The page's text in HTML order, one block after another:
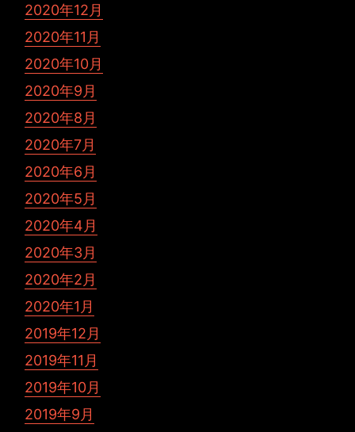
2020年12月
2020年11月
2020年10月
2020年9月
2020年8月
2020年7月
2020年6月
2020年5月
2020年4月
2020年3月
2020年2月
2020年1月
2019年12月
2019年11月
2019年10月
2019年9月